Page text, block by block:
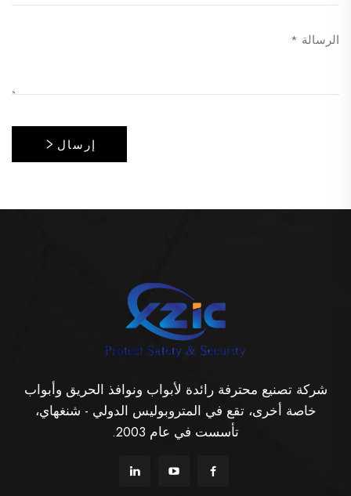
إرسال
شركة تصنيع محترفة رائدة لأبواب ونوافذ الحريق وأبواب
خاصة أخرى، تقع في المتروبوليس الدولي - شنغهاي،
تأسست في عام 2003.